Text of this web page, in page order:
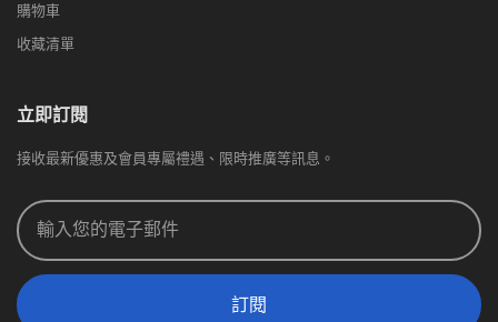
購物車
收藏清單
立即訂閱
接收最新優惠及會員專屬禮遇、限時推廣等訊息。
訂閱